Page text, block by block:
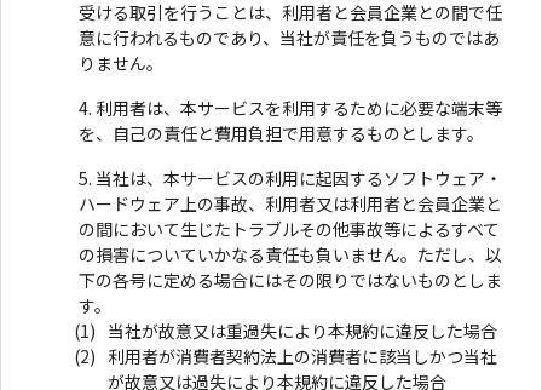
受ける取引を行うことは、利用者と会員企業との間で任
意に行われるものであり、当社が責任を負うものではあ
りません。
利用者は、本サービスを利用するために必要な端末等
を、自己の責任と費用負担で用意するものとします。
当社は、本サービスの利用に起因するソフトウェア・
ハードウェア上の事故、利用者又は利用者と会員企業と
の間において生じたトラブルその他事故等によるすべて
の損害についていかなる責任も負いません。ただし、以
下の各号に定める場合にはその限りではないものとしま
す。
当社が故意又は重過失により本規約に違反した場合
利用者が消費者契約法上の消費者に該当しかつ当社
が故意又は過失により本規約に違反した場合